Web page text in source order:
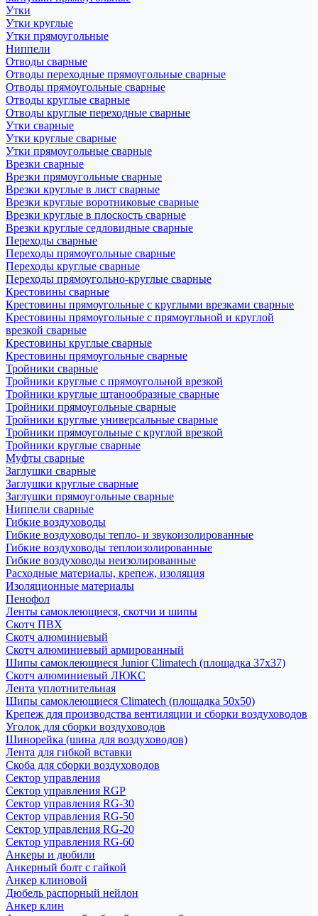
Утки
Утки круглые
Утки прямоугольные
Ниппели
Отводы сварные
Отводы переходные прямоугольные сварные
Отводы прямоугольные сварные
Отводы круглые сварные
Отводы круглые переходные сварные
Утки сварные
Утки круглые сварные
Утки прямоугольные сварные
Врезки сварные
Врезки прямоугольные сварные
Врезки круглые в лист сварные
Врезки круглые воротниковые сварные
Врезки круглые в плоскость сварные
Врезки круглые седловидные сварные
Переходы сварные
Переходы прямоугольные сварные
Переходы круглые сварные
Переходы прямоугольно-круглые сварные
Крестовины сварные
Крестовины прямоугольные с круглыми врезками сварные
Крестовины прямоугольные с прямоугльной и круглой
врезкой сварные
Крестовины круглые сварные
Крестовины прямоугольные сварные
Тройники сварные
Тройники круглые с прямоугольной врезкой
Тройники круглые штанообразные сварные
Тройники прямоугольные сварные
Тройники круглые универсальные сварные
Тройники прямоугольные с круглой врезкой
Тройники круглые сварные
Муфты сварные
Заглушки сварные
Заглушки круглые сварные
Заглушки прямоугольные сварные
Ниппели сварные
Гибкие воздуховоды
Гибкие воздуховоды тепло- и звукоизолированные
Гибкие воздуховоды теплоизолированные
Гибкие воздуховоды неизолированные
Расходные материалы, крепеж, изоляция
Изоляционные материалы
Пенофол
Ленты самоклеющиеся, скотчи и шипы
Скотч ПВХ
Скотч алюминиевый
Скотч алюминиевый армированный
Шипы самоклеющиеся Junior Climatech (площадка 37х37)
Скотч алюминиевый ЛЮКС
Лента уплотнительная
Шипы самоклеющиеся Climatech (площадка 50х50)
Крепеж для производства вентиляции и сборки воздуховодов
Уголок для сборки воздуховодов
Шинорейка (шина для воздуховодов)
Лента для гибкой вставки
Скоба для сборки воздуховодов
Сектор управления
Сектор управления RGP
Сектор управления RG-30
Сектор управления RG-50
Сектор управления RG-20
Сектор управления RG-60
Анкеры и дюбили
Анкерный болт с гайкой
Анкер клиновой
Дюбель распорный нейлон
Анкер клин